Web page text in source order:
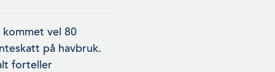
kommet vel 80
på havbruk.
forteller